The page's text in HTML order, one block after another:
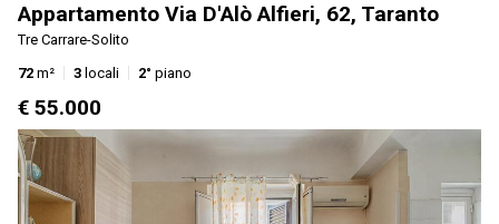
Appartamento Via D'Alò Alfieri, 62, Taranto
Tre Carrare-Solito
72 m² 3 locali 2° piano
€ 55.000